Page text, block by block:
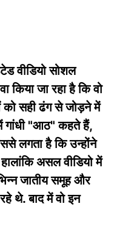
वीडियो सोशल
किया जा रहा है कि वो
सही ढंग से जोड़ने में
गांधी "आठ" कहते हैं,
लगता है कि उन्होंने
असल वीडियो में
जातीय समूह और
थे. बाद में वो इन